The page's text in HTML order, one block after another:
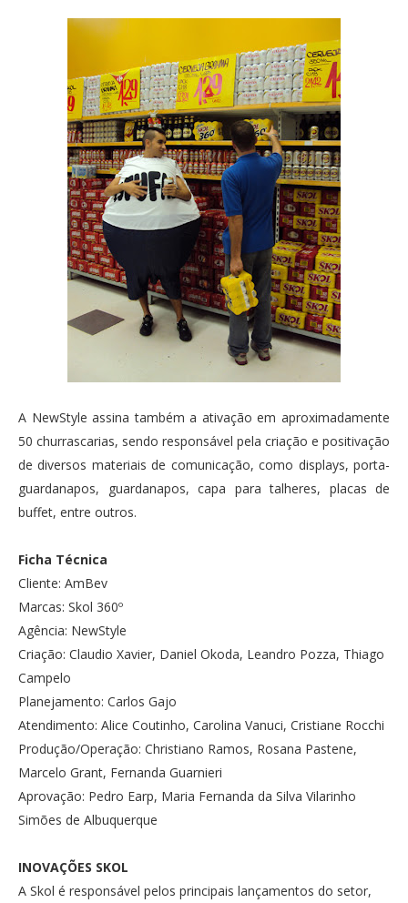
A NewStyle assina também a ativação em aproximadamente
50 churrascarias, sendo responsável pela criação e positivação
de diversos materiais de comunicação, como displays, porta-
guardanapos, guardanapos, capa para talheres, placas de
buffet, entre outros.
Ficha Técnica
Cliente: AmBev
Marcas: Skol 360º
Agência: NewStyle
Criação: Claudio Xavier, Daniel Okoda, Leandro Pozza, Thiago
Campelo
Planejamento: Carlos Gajo
Atendimento: Alice Coutinho, Carolina Vanuci, Cristiane Rocchi
Produção/Operação: Christiano Ramos, Rosana Pastene,
Marcelo Grant, Fernanda Guarnieri
Aprovação: Pedro Earp, Maria Fernanda da Silva Vilarinho
Simões de Albuquerque
INOVAÇÕES SKOL
A Skol é responsável pelos principais lançamentos do setor,